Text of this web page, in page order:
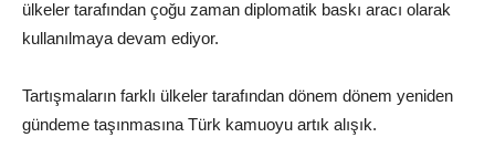
ülkeler tarafından çoğu zaman diplomatik baskı aracı olarak
kullanılmaya devam ediyor.
Tartışmaların farklı ülkeler tarafından dönem dönem yeniden
gündeme taşınmasına Türk kamuoyu artık alışık.